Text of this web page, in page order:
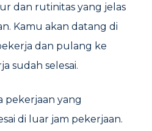
dan rutinitas yang jelas
Kamu akan datang di
dan pulang ke
sudah selesai.
pekerjaan yang
di luar jam pekerjaan.